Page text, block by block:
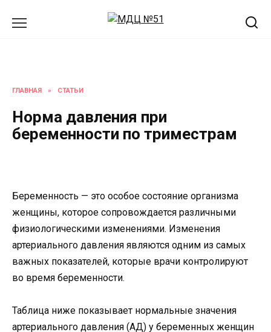
ГЛАВНАЯ » СТАТЬИ
Норма давления при
беременности по триместрам
Беременность — это особое состояние организма
женщины, которое сопровождается различными
физиологическими изменениями. Изменения
артериального давления являются одним из самых
важных показателей, которые врачи контролируют
во время беременности.
Таблица ниже показывает нормальные значения
артериального давления (АД) у беременных женщин